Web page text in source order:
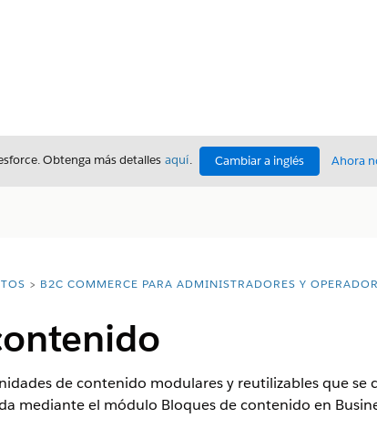
Obtenga más detalles aquí. Cambiar a inglés Ahora
B2C COMMERCE PARA ADMINISTRADORES Y
de contenido modulares y reutilizables que se
mediante el módulo Bloques de contenido en